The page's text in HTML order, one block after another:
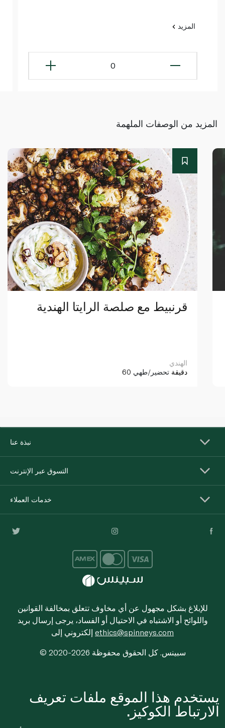
المزيد
0
المزيد من الوصفات الملهمة
قرنبيط مع صلصة الرايتا الهندية
الهندي
60 دقيقة تحضير/طهي
نبذة عنا
التسوق عبر الإنترنت
خدمات العملاء
للإبلاغ بشكل مجهول عن أي مخاوف تتعلق بمخالفة القوانين
واللوائح أو الاشتباه في الاحتيال أو الفساد، يرجى إرسال بريد
ethics@spinneys.com
© 2020-2026 سبينس. كل الحقوق محفوظة
يستخدم هذا الموقع ملفات تعريف
الارتباط الكوكيز.